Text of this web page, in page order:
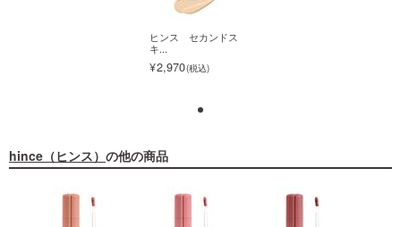
ヒンス セカンドス
キ...
2,970
ヒンス セカンドス
hince（ヒンス） の他の商品